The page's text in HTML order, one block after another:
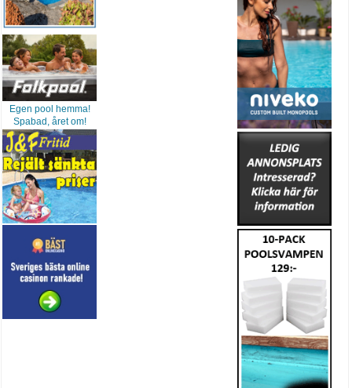
Egen pool hemma!
Spabad, året om!